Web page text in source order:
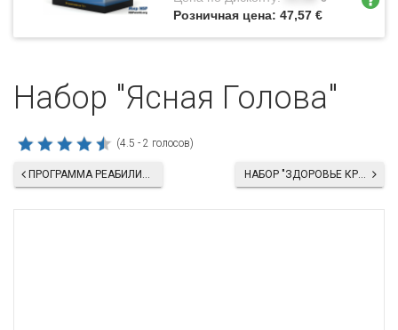
Набор "Ясная Голова"
(4.5 - 2 голосов)
ПРОГРАММА РЕАБИЛИТАЦИИ ПОСЛЕ COVID-19 НАБОР "ЗДОРОВЬЕ КРУГЛЫЙ ГОД ПЛЮС"
Розничная цена:47,57 €